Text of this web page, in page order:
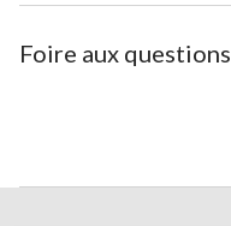
Foire aux questions